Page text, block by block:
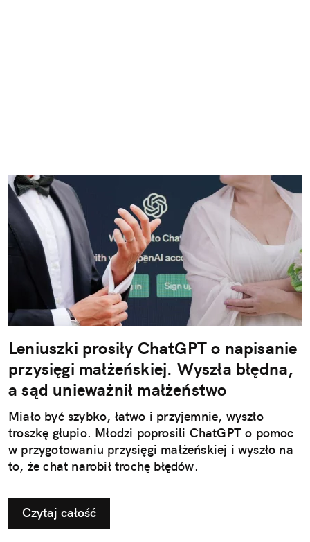
Leniuszki prosiły ChatGPT o napisanie
przysięgi małżeńskiej. Wyszła błędna,
a sąd unieważnił małżeństwo
Miało być szybko, łatwo i przyjemnie, wyszło
troszkę głupio. Młodzi poprosili ChatGPT o pomoc
w przygotowaniu przysięgi małżeńskiej i wyszło na
to, że chat narobił trochę błędów.
Czytaj całość